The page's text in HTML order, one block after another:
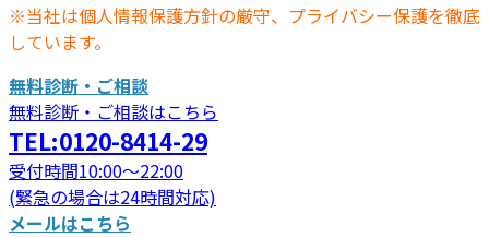
※当社は個人情報保護方針の厳守、プライバシー保護を徹底
しています。
無料診断・ご相談
無料診断・ご相談はこちら
TEL:0120-8414-29
受付時間10:00～22:00
(緊急の場合は24時間対応)
メールはこちら